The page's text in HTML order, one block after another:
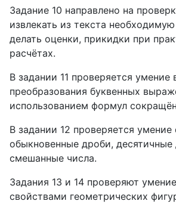
Задание 10 направлено на
извлекать из текста
делать оценки, прикидки при
расчётах.
В задании 11 проверяется умение
преобразования буквенных
использованием формул
В задании 12 проверяется умение
обыкновенные дроби, десятичные
смешанные числа.
Задания 13 и 14 проверяют
свойствами геометрических